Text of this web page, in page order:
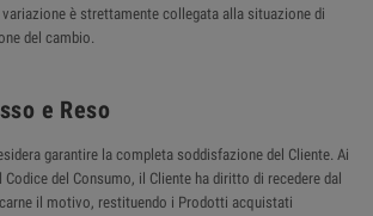
è strettamente collegata alla situazione di
del cambio.
e Reso
garantire la completa soddisfazione del Cliente. Ai
del Consumo, il Cliente ha diritto di recedere dal
il motivo, restituendo i Prodotti acquistati